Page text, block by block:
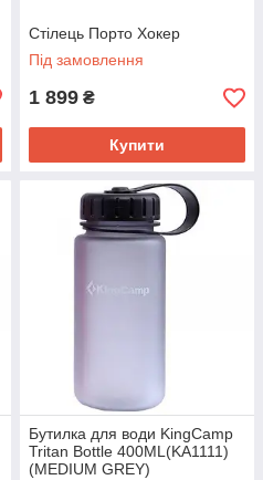
Стілець Порто Хокер
Під замовлення
1 899 ₴
Купити
Бутилка для води KingCamp
Tritan Bottle 400ML(KA1111)
(MEDIUM GREY)